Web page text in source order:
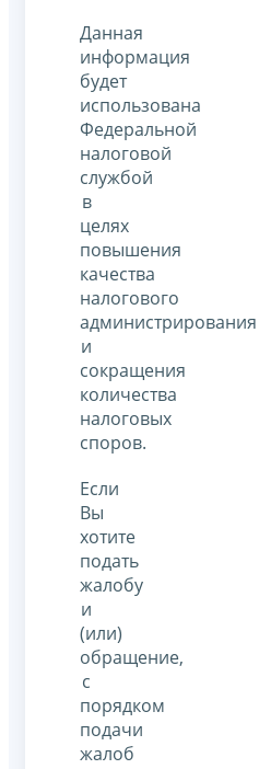
Данная
информация
будет
использована
Федеральной
налоговой
службой
в
целях
повышения
качества
налогового
администрирования
и
сокращения
количества
налоговых
споров.
Если
Вы
хотите
подать
жалобу
и
(или)
обращение,
с
порядком
подачи
жалоб